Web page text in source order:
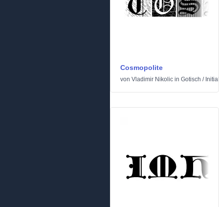
Cosmopolite
von Vladimir Nikolic in Gotisch /